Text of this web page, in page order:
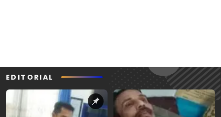
EDITORIAL